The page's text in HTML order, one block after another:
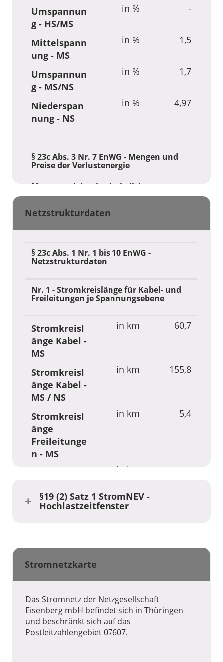
Umspannun
g - HS/MS
in % -
Mittelspann
ung - MS
in % 1,5
Umspannun
g - MS/NS
in % 1,7
Niederspan
nung - NS
in % 4,97
§ 23c Abs. 3 Nr. 7 EnWG - Mengen und
Preise der Verlustenergie
Menge und durchschnittliche
Beschaffungskosten der Verlustenergie
Menge
1
Beschaffung
skosten
in
Netzstrukturdaten
§ 23c Abs. 1 Nr. 1 bis 10 EnWG -
Netzstrukturdaten
Nr. 1 - Stromkreislänge für Kabel- und
Freileitungen je Spannungsebene
Stromkreisl
änge Kabel -
MS
in km 60,7
Stromkreisl
änge Kabel -
MS / NS
in km 155,8
Stromkreisl
änge
Freileitunge
n - MS
in km 5,4
Freileitunge
n - MS / NS
in km
Nr. 2 - Installierte Leistung
31.12.20
Installierte
Leistung der
Umspanneb
ene - MS /
NS
in kVA 20.710
§19 (2) Satz 1 StromNEV -
Hochlastzeitfenster
Stromnetzkarte
Das Stromnetz der Netzgesellschaft
Eisenberg mbH befindet sich in Thüringen
und beschränkt sich auf das
Postleitzahlengebiet 07607.